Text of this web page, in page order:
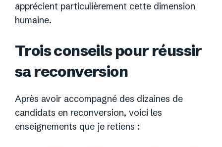
apprécient particulièrement cette dimension
humaine.
Trois conseils pour réussir
sa reconversion
Après avoir accompagné des dizaines de
candidats en reconversion, voici les
enseignements que je retiens :